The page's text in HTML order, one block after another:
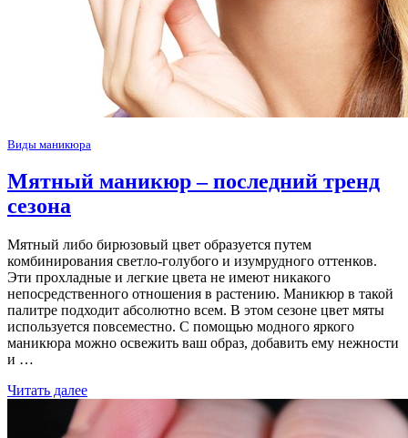
Виды маникюра
Мятный маникюр – последний тренд
сезона
Мятный либо бирюзовый цвет образуется путем
комбинирования светло-голубого и изумрудного оттенков.
Эти прохладные и легкие цвета не имеют никакого
непосредственного отношения в растению. Маникюр в такой
палитре подходит абсолютно всем. В этом сезоне цвет мяты
используется повсеместно. С помощью модного яркого
маникюра можно освежить ваш образ, добавить ему нежности
и …
Читать далее